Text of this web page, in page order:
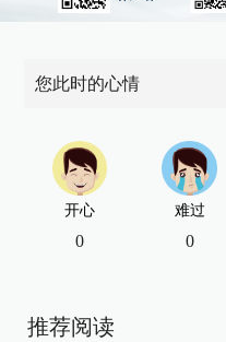
您此时的心情
开心
0
难过
0
推荐阅读